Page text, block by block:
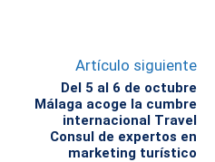
Artículo siguiente
Del 5 al 6 de octubre
Málaga acoge la cumbre
internacional Travel
Consul de expertos en
marketing turístico